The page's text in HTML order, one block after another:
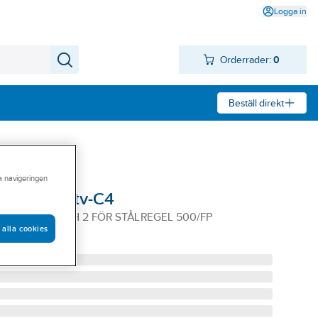
Logga in
Orderrader: 0
Beställ direkt
utv-C4
BSP UTV-C4 PH 2 FÖR STÅLREGEL 500/FP
navigeringen
alla cookies